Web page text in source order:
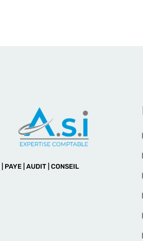
PAYE | AUDIT | CONSEIL